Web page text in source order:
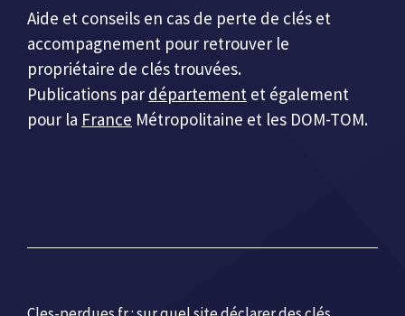
Aide et conseils en cas de perte de clés et
accompagnement pour retrouver le
propriétaire de clés trouvées.
Publications par département et également
pour la France Métropolitaine et les DOM-TOM.